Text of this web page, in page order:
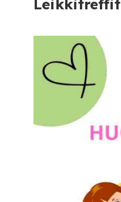
Leikkitreffit